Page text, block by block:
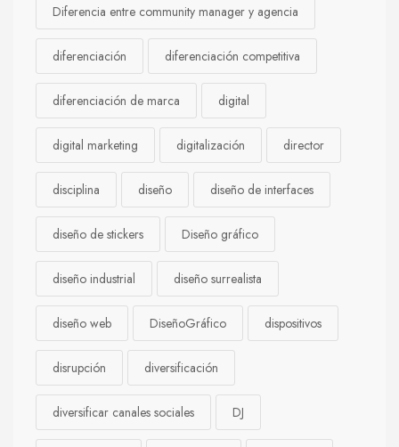
Diferencia entre community manager y agencia
diferenciación diferenciación competitiva
diferenciación de marca digital
digital marketing digitalización director
disciplina diseño diseño de interfaces
diseño de stickers Diseño gráfico
diseño industrial diseño surrealista
diseño web DiseñoGráfico dispositivos
disrupción diversificación
diversificar canales sociales DJ